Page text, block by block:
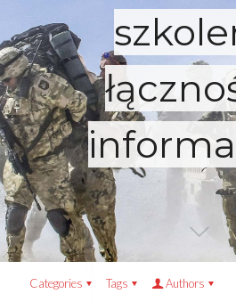
Categories Tags Authors